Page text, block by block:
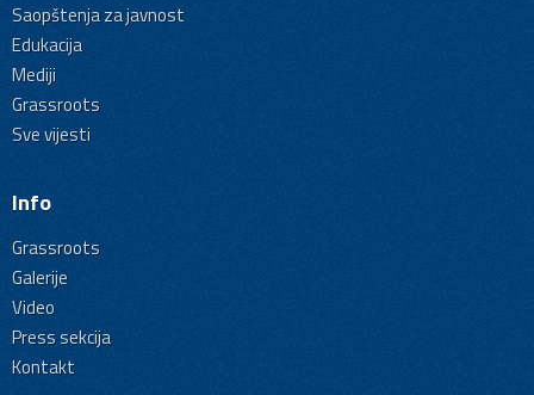
Saopštenja za javnost
Edukacija
Mediji
Grassroots
Sve vijesti
Info
Grassroots
Galerije
Video
Press sekcija
Kontakt